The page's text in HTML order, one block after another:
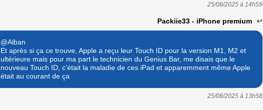
25/08/2025 à 14h59
Packiie33 - iPhone premium ↩
@Alban
Et après si ça ce trouve, Apple a reçu leur Touch ID pour la version M1, M2 et
ultérieure mais pour ma part le technicien du Genius Bar, me disais que le
nouveau Touch ID, c’était la maladie de ces iPad et apparemment même Apple
était au courant de ça
25/08/2025 à 13h58